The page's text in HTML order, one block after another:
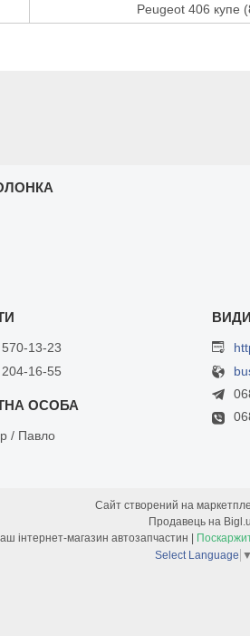
Peugeot 406 купе
13-23
16-55
/ Павло
Сайт створений на
Продавець на
Select Language ▼